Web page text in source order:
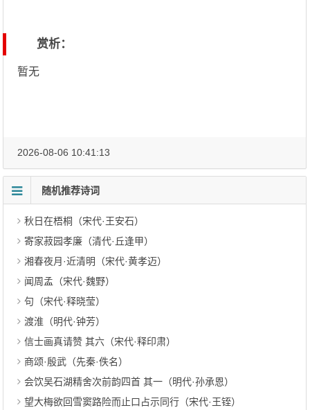
赏析：
暂无
2026-08-06 10:41:13
随机推荐诗词
秋日在梧桐（宋代·王安石）
寄家菽园孝廉（清代·丘逢甲）
湘春夜月·近清明（宋代·黄孝迈）
闻周孟（宋代·魏野）
句（宋代·释晓莹）
渡淮（明代·钟芳）
信士画真请赞 其六（宋代·释印肃）
商颂·殷武（先秦·佚名）
会饮吴石湖精舍次前韵四首 其一（明代·孙承恩）
望大梅欲回雪窦路险而止口占示同行（宋代·王铚）